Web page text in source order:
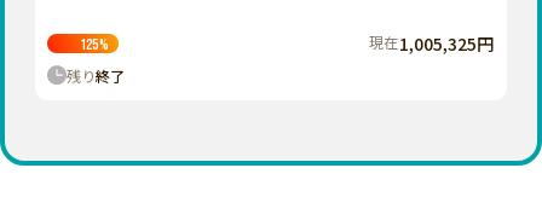
神奈川
石川
125% 現在1,005,325円
残り終了